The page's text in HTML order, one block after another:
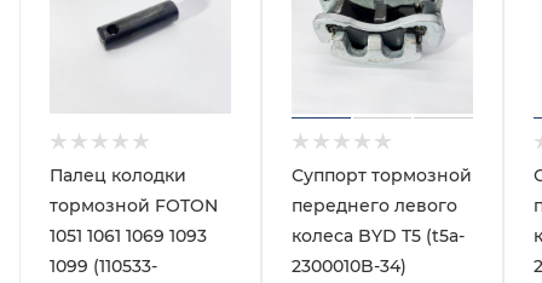
Палец колодки
тормозной FOTON
1051 1061 1069 1093
1099 (110533-
Суппорт тормозной
переднего левого
колеса BYD T5 (t5a-
2300010B-34)